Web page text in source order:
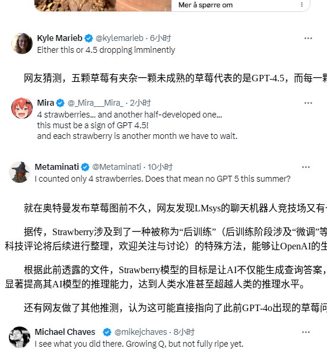
网友猜测，五颗草莓有夹杂一颗未成熟的草莓代表的是GPT-4.5，而每一
就在奥特曼发布草莓图前不久，网友发现LMsys的聊天机器人竞技场又有
据传，Strawberry涉及到了一种被称为“后训练”（后训练阶段涉及“微调”
科技评论将后续进行整理，欢迎关注与讨论）的特殊方法，能够让OpenAI
根据此前透露的文件，Strawberry模型的目标是让AI不仅能生成查询答案
显著提高其AI模型的推理能力，达到人类水准甚至超越人类的推理水平。
还有网友做了其他推测，认为这可能直接指向了此前GPT-4o出现的草莓问